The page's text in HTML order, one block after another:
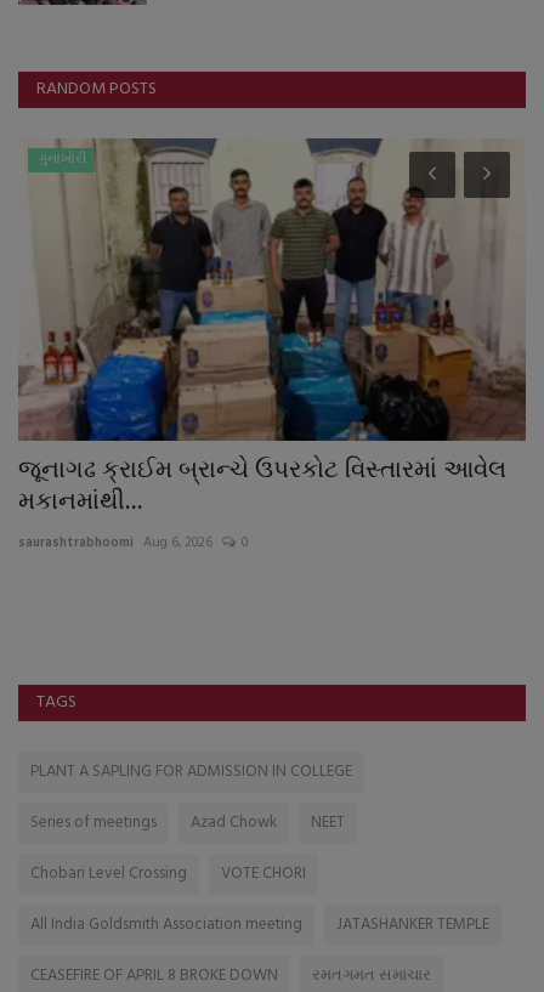
RANDOM POSTS
ગુનાખોરી
જૂનાગઢ ક્રાઈમ બ્રાન્ચે ઉપરકોટ વિસ્તારમાં આવેલ
મકાનમાંથી...
saurashtrabhoomi Aug 6, 2026 0
TAGS
PLANT A SAPLING FOR ADMISSION IN COLLEGE
Series of meetings
Azad Chowk
NEET
Chobari Level Crossing
VOTE CHORI
All India Goldsmith Association meeting
JATASHANKER TEMPLE
CEASEFIRE OF APRIL 8 BROKE DOWN
રમતગમત સમાચાર